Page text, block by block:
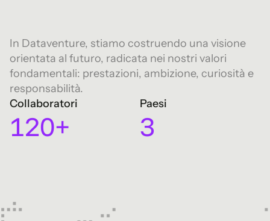
In Dataventure, stiamo costruendo una visione
orientata al futuro, radicata nei nostri valori
fondamentali: prestazioni, ambizione, curiosità e
responsabilità.
Collaboratori
0
1
0
1
2
7
8
9
0+
Paesi
0
1
2
3